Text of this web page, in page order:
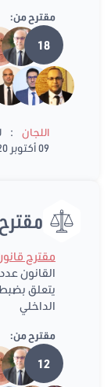
مقترح من:
18
اللجان :
09 أكتوبر 2020
مقترح قانون عدد
يتعلق
الداخلي
مقترح من:
12